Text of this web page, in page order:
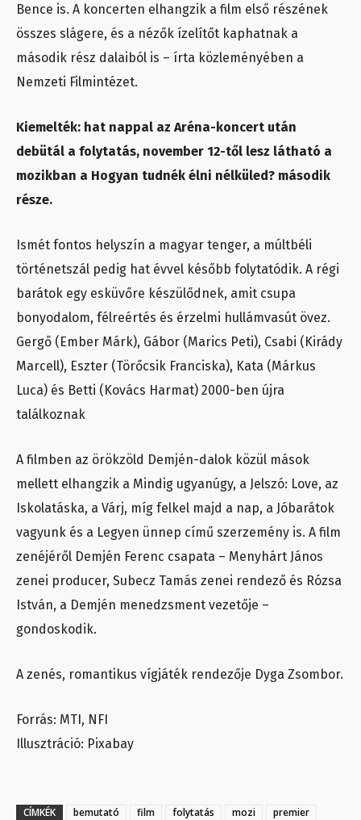
Bence is. A koncerten elhangzik a film első részének
összes slágere, és a nézők ízelítőt kaphatnak a
második rész dalaiból is – írta közleményében a
Nemzeti Filmintézet.
Kiemelték: hat nappal az Aréna-koncert után
debütál a folytatás, november 12-től lesz látható a
mozikban a Hogyan tudnék élni nélküled? második
része.
Ismét fontos helyszín a magyar tenger, a múltbéli
történetszál pedig hat évvel később folytatódik. A régi
barátok egy esküvőre készülődnek, amit csupa
bonyodalom, félreértés és érzelmi hullámvasút övez.
Gergő (Ember Márk), Gábor (Marics Peti), Csabi (Kirády
Marcell), Eszter (Törőcsik Franciska), Kata (Márkus
Luca) és Betti (Kovács Harmat) 2000-ben újra
találkoznak
A filmben az örökzöld Demjén-dalok közül mások
mellett elhangzik a Mindig ugyanúgy, a Jelszó: Love, az
Iskolatáska, a Várj, míg felkel majd a nap, a Jóbarátok
vagyunk és a Legyen ünnep című szerzemény is. A film
zenéjéről Demjén Ferenc csapata – Menyhárt János
zenei producer, Subecz Tamás zenei rendező és Rózsa
István, a Demjén menedzsment vezetője –
gondoskodik.
A zenés, romantikus vígjáték rendezője Dyga Zsombor.
Forrás: MTI, NFI
Illusztráció: Pixabay
CÍMKÉK bemutató film folytatás mozi
premier